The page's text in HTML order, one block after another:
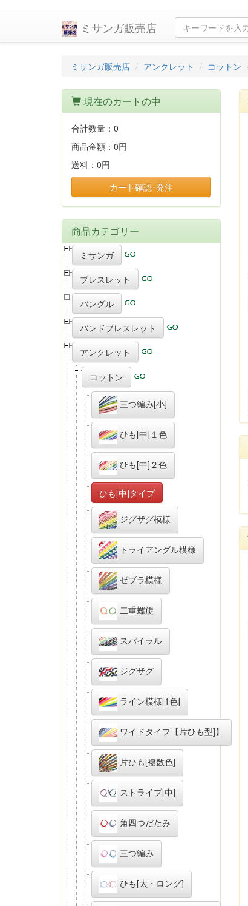
ミサンガ販売店
ミサンガ販売店 アンクレット コットン
現在のカートの中
合計数量： 0
商品金額： 0円
送料： 0円
カート確認･発注
商品カテゴリー
ミサンガ
ブレスレット
バングル
バンドブレスレット
アンクレット
コットン
三つ編み[小]
ひも[中]１色
ひも[中]２色
ひも[中]タイプ
ジグザグ模様
トライアングル模様
ゼブラ模様
二重螺旋
スパイラル
ジグザグ
ライン模様[1色]
ワイドタイプ【片ひも型]】
片ひも[複数色]
ストライプ[中]
角四つだたみ
三つ編み
ひも[太・ロング]